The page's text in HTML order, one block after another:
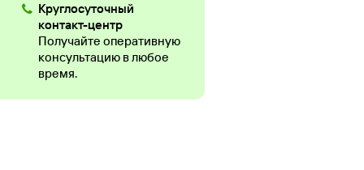
Круглосуточный
контакт-центр
Получайте оперативную
консультацию в любое
время.